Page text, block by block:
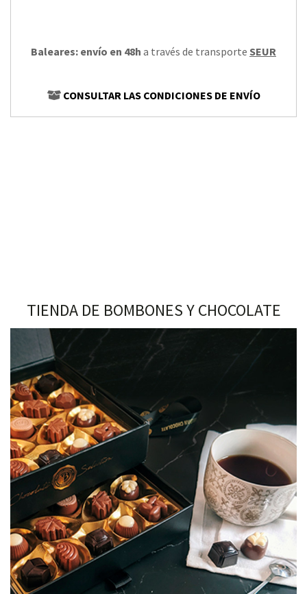
Baleares: envío en 48h a través de transporte SEUR
CONSULTAR LAS CONDICIONES DE ENVÍO
TIENDA DE BOMBONES Y CHOCOLATE